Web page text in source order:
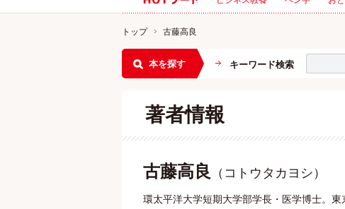
トップ 古藤高良
本を探す キーワード検索
著者情報
古藤高良 （コトウタカヨシ）
環太平洋大学短期大学部学長・医学博士。